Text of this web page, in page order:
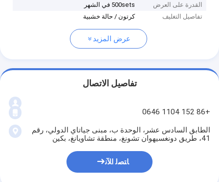
القدرة على العرض
500sets في الشهر
تفاصيل التغليف
كرتون / حالة خشبية
عرض المزيد
تفاصيل الاتصال
+86 152 1104 0646
الطابق السادس عشر، الوحدة ب، مبنى جياتاي الدولي، رقم
41، طريق دونغسيهوان تشونغ، منطقة تشاويانغ، بكين
ﺎﺘﺼﻟ ﺍﻶﻧ